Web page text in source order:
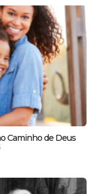
Caminho de Deus